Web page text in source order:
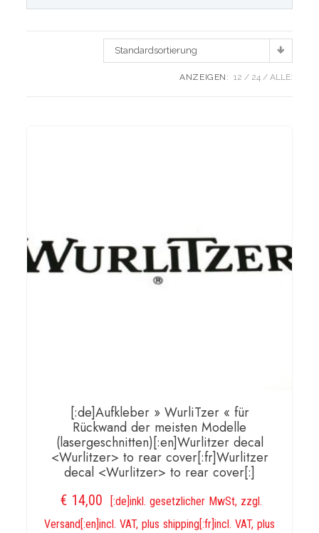
Standardsortierung
ANZEIGEN: 12 24 ALLE:
[:de]Aufkleber » WurliTzer « für
Rückwand der meisten Modelle
(lasergeschnitten)[:en]Wurlitzer decal
<Wurlitzer> to rear cover[:fr]Wurlitzer
decal <Wurlitzer> to rear cover[:]
€ 14,00
[:de]inkl. gesetzlicher MwSt, zzgl.
Versand[:en]incl. VAT, plus shipping[:fr]incl. VAT, plus